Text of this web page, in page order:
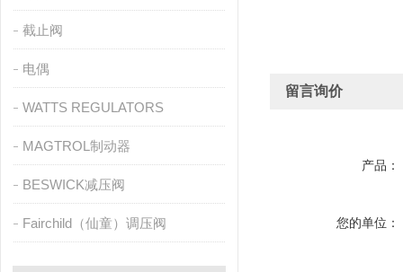
截止阀
电偶
WATTS REGULATORS
MAGTROL制动器
BESWICK减压阀
Fairchild（仙童）调压阀
留言询价
产品：
您的单位：